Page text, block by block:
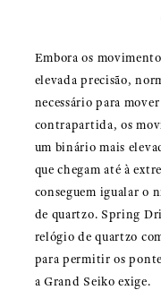
Embora os
elevada precisão,
necessário para
contrapartida, os
um binário mais
que chegam até à
conseguem igualar o
de quartzo. Spring
relógio de quartzo
para permitir os
a Grand Seiko exige.